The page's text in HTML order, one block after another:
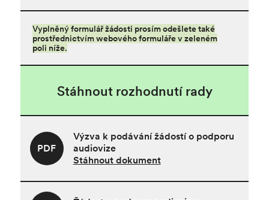
Vyplněný formulář žádosti prosím odešlete také
prostřednictvím webového formuláře v zeleném
poli níže.
Stáhnout rozhodnutí rady
Výzva k podávání žádostí o podporu
audiovize
Stáhnout dokument
PDF